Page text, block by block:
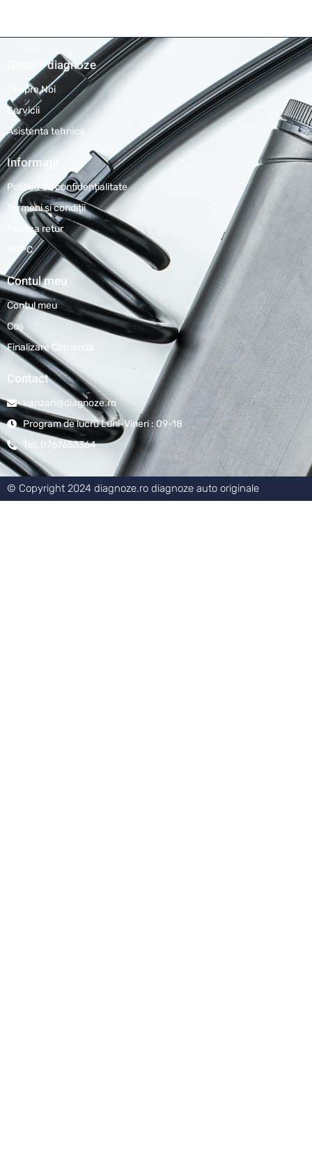
Despre diagnoze
Despre Noi
Servicii
Asistenta tehnica
Informații
Politica de confidențialitate
Termeni și condiții
Politica retur
ANPC
Contul meu
Contul meu
Coş
Finalizare Comandă
Contact
vanzari@diagnoze.ro
Program de lucru Luni-Vineri : 09-18
Tel: 0767653364
© Copyright 2024 diagnoze.ro diagnoze auto originale